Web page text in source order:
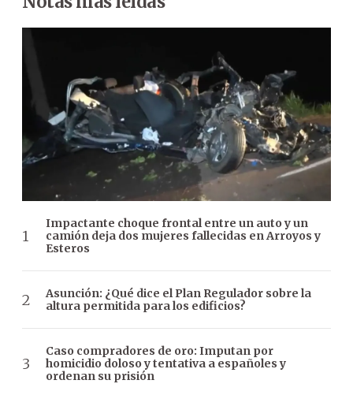
Impactante choque frontal entre un auto y un
camión deja dos mujeres fallecidas en Arroyos y
Esteros
Asunción: ¿Qué dice el Plan Regulador sobre la
altura permitida para los edificios?
Caso compradores de oro: Imputan por
homicidio doloso y tentativa a españoles y
ordenan su prisión